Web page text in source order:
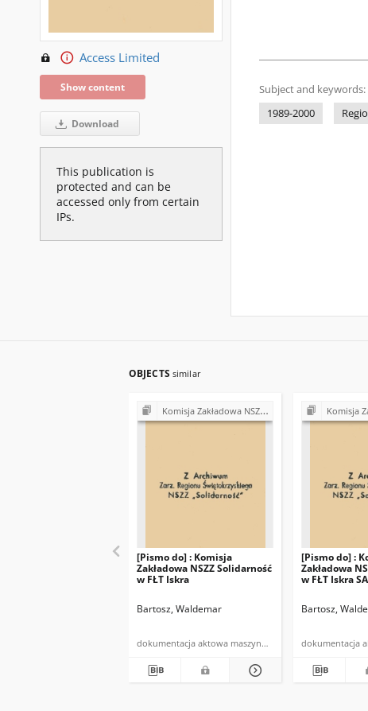
Access Limited
Show content
Download
This publication is
protected and can be
accessed only from certain
IPs.
Subject and keywords:
1989-2000
OBJECTS similar
Komisja Zakładowa NSZZ "Solidarność" w Fabryce Łożysk Tocznych "Iskra" w Kielcach (lata 90.)
[Pismo do] : Komisja
Zakładowa NSZZ Solidarność
w FŁT Iskra
Bartosz, Waldemar
dokumentacja aktowa maszynopis
Komisja Zakładowa NSZZ
[Pismo do] :
Zakładowa
w FŁT Iskra
Bartosz,